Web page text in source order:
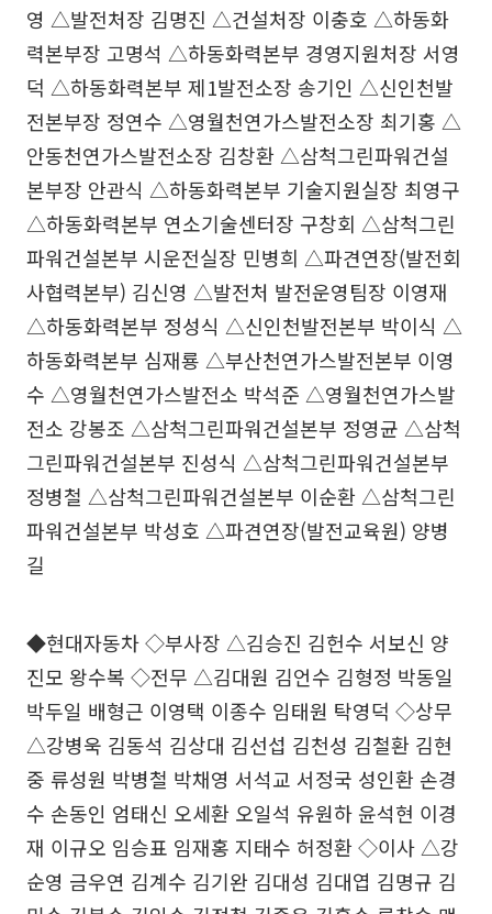
영 △발전처장 김명진 △건설처장 이충호 △하동화
력본부장 고명석 △하동화력본부 경영지원처장 서영
덕 △하동화력본부 제1발전소장 송기인 △신인천발
전본부장 정연수 △영월천연가스발전소장 최기홍 △
안동천연가스발전소장 김창환 △삼척그린파워건설
본부장 안관식 △하동화력본부 기술지원실장 최영구
△하동화력본부 연소기술센터장 구창회 △삼척그린
파워건설본부 시운전실장 민병희 △파견연장(발전회
사협력본부) 김신영 △발전처 발전운영팀장 이영재
△하동화력본부 정성식 △신인천발전본부 박이식 △
하동화력본부 심재룡 △부산천연가스발전본부 이영
수 △영월천연가스발전소 박석준 △영월천연가스발
전소 강봉조 △삼척그린파워건설본부 정영균 △삼척
그린파워건설본부 진성식 △삼척그린파워건설본부
정병철 △삼척그린파워건설본부 이순환 △삼척그린
파워건설본부 박성호 △파견연장(발전교육원) 양병
길
◆현대자동차 ◇부사장 △김승진 김헌수 서보신 양
진모 왕수복 ◇전무 △김대원 김언수 김형정 박동일
박두일 배형근 이영택 이종수 임태원 탁영덕 ◇상무
△강병욱 김동석 김상대 김선섭 김천성 김철환 김현
중 류성원 박병철 박채영 서석교 서정국 성인환 손경
수 손동인 엄태신 오세환 오일석 유원하 윤석현 이경
재 이규오 임승표 임재홍 지태수 허정환 ◇이사 △강
순영 금우연 김계수 김기완 김대성 김대엽 김명규 김